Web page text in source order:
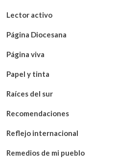
Lector activo
Página Diocesana
Página viva
Papel y tinta
Raíces del sur
Recomendaciones
Reflejo internacional
Remedios de mi pueblo